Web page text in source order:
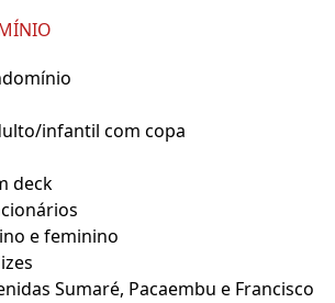
infantil com copa
deck
e feminino
Sumaré, Pacaembu e Francisco